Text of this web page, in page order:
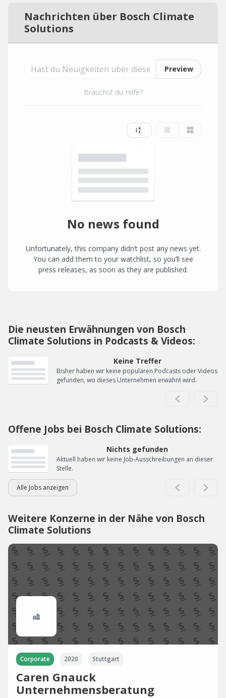
Nachrichten über Bosch Climate
Solutions
Preview
Brauchst du Hilfe?
No news found
Unfortunately, this company didn’t post any news yet.
You can add them to your watchlist, so you’ll see
press releases, as soon as they are published.
Die neusten Erwähnungen von Bosch
Climate Solutions in Podcasts & Videos:
Keine Treffer
Bisher haben wir keine populären Podcasts oder Videos
gefunden, wo dieses Unternehmen erwähnt wird.
Offene Jobs bei Bosch Climate Solutions:
Nichts gefunden
Aktuell haben wir keine Job-Ausschreibungen an dieser
Stelle.
Alle Jobs anzeigen
Weitere Konzerne in der Nähe von Bosch
Climate Solutions
Corporate 2020 Stuttgart
Caren Gnauck
Unternehmensberatung